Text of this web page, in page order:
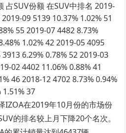
占SUV份额 在SUV中排名 2019-
09 5139 10.37% 1.02% 51
55 2019-07 4482 8.73%
1.02% 42 2019-05 4095
6.29% 0.78% 52 2019-03
02 4402 11.06% 0.88% 41
46 2018-12 4702 8.73% 0.94%
1.51% 37
在2019年10月份的市场份
的排名较上月下降20个名次。